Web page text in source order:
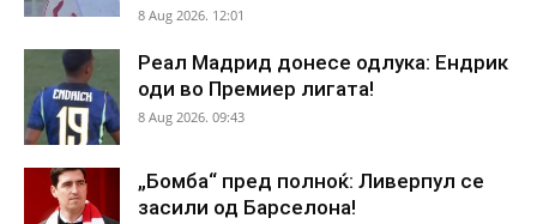
8 Aug 2026. 12:01
Реал Мадрид донесе одлука: Ендрик
оди во Премиер лигата!
8 Aug 2026. 09:43
„Бомба“ пред полноќ: Ливерпул се
засили од Барселона!